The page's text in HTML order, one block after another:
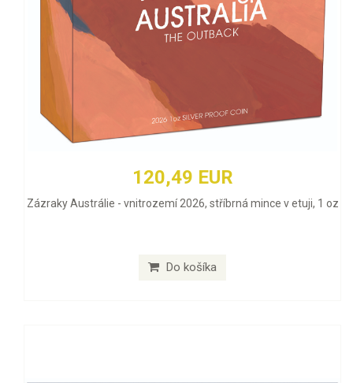
120,49 EUR
Zázraky Austrálie - vnitrozemí 2026, stříbrná mince v etuji, 1 oz
Do košíka